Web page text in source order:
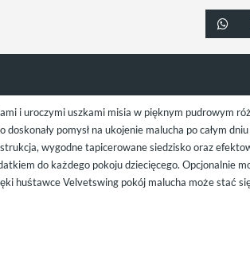
i uroczymi uszkami misia w pięknym pudrowym
pomysł na ukojenie malucha po całym
wygodne tapicerowane siedzisko oraz
do każdego pokoju dziecięcego. Opcjonalnie
huśtawce Velvetswing pokój malucha może stać